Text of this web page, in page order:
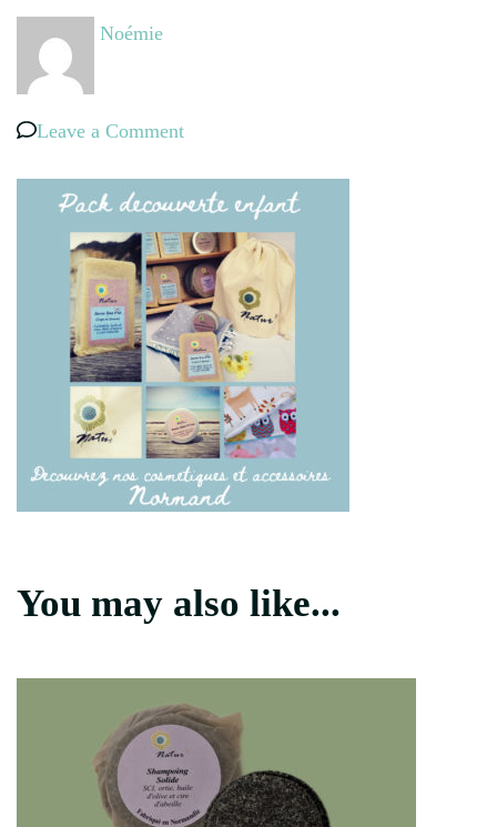
Noémie
Leave a Commenton
You may also like...